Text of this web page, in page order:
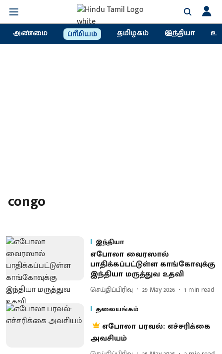
அண்மை ப்ரீமியம் தமிழகம் இந்தியா
congo
இந்தியா
எபோலா வைரஸால்
பாதிக்கப்பட்டுள்ள காங்கோவுக்கு
இந்தியா மருத்துவ உதவி
செய்திப்பிரிவு 29 May 2026 1 min read
தலையங்கம்
எபோலா பரவல்: எச்சரிக்கை
அவசியம்